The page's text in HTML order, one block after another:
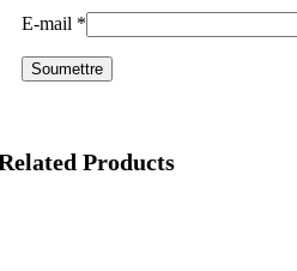
E-mail *
Products